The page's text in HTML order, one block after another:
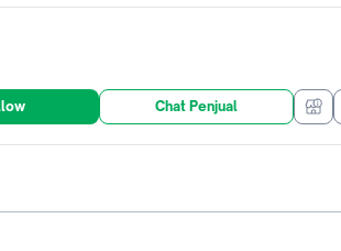
Chat Penjual